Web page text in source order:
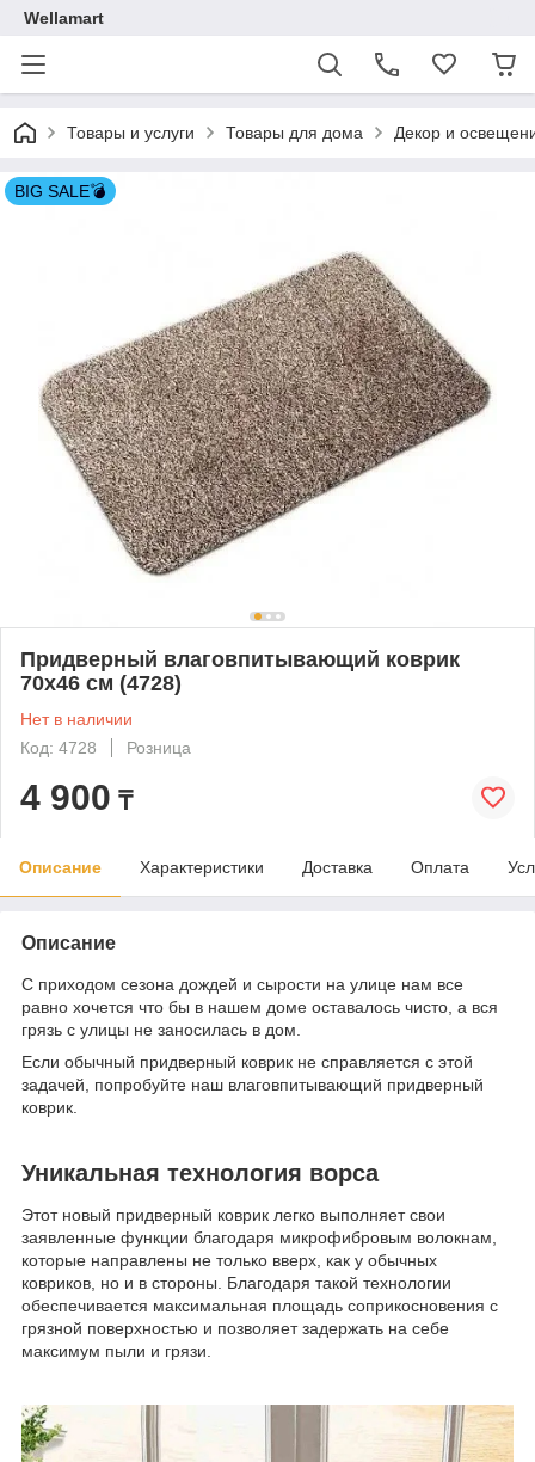
Wellamart
Товары и услуги Товары для дома Декор и
BIG SALE💣
Придверный влаговпитывающий коврик
70х46 см (4728)
Нет в наличии
Код: 4728
Розница
4 900 ₸
Описание Характеристики Доставка Оплата
Описание
С приходом сезона дождей и сырости на улице нам все
равно хочется что бы в нашем доме оставалось чисто, а вся
грязь с улицы не заносилась в дом.
Если обычный придверный коврик не справляется с этой
задачей, попробуйте наш влаговпитывающий придверный
коврик.
Уникальная технология ворса
Этот новый придверный коврик легко выполняет свои
заявленные функции благодаря микрофибровым волокнам,
которые направлены не только вверх, как у обычных
ковриков, но и в стороны. Благодаря такой технологии
обеспечивается максимальная площадь соприкосновения с
грязной поверхностью и позволяет задержать на себе
максимум пыли и грязи.